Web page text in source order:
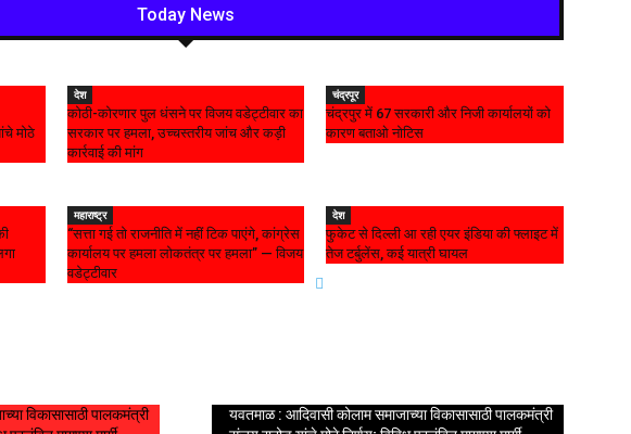
Today News
मोठे
देश
कोठी-कोरणार पुल धंसने पर विजय वडेट्टीवार का
सरकार पर हमला, उच्चस्तरीय जांच और कड़ी
कार्रवाई की मांग
चंद्रपूर
चंद्रपुर में 67 सरकारी और निजी कार्यालयों को
कारण बताओ नोटिस
महाराष्ट्र
“सत्ता गई तो राजनीति में नहीं टिक पाएंगे, कांग्रेस
कार्यालय पर हमला लोकतंत्र पर हमला” — विजय
वडेट्टीवार
देश
फुकेट से दिल्ली आ रही एयर इंडिया की फ्लाइट में
तेज टर्बुलेंस, कई यात्री घायल
विकासासाठी पालकमंत्री
यवतमाळ : आदिवासी कोलाम समाजाच्या विकासासाठी पालकमंत्री